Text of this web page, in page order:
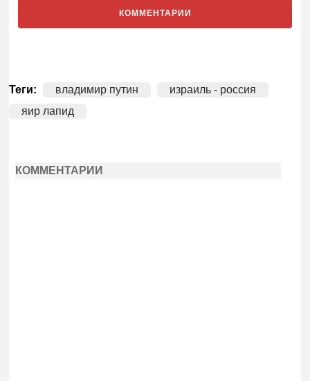
КОММЕНТАРИИ
Теги: владимир путин
израиль - россия
яир лапид
КОММЕНТАРИИ